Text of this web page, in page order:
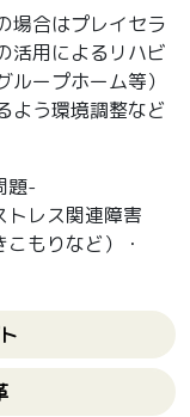
場合はプレイセラ
活用によるリハビ
ープホーム等）
よう環境調整など
題-
トレス関連障害
もりなど）・